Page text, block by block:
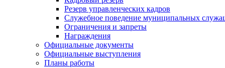
Резерв управленческих кадров
Служебное поведение муниципальных
Ограничения и запреты
Награждения
Официальные документы
Официальные выступления
Планы работы